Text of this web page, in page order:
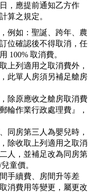
，應提前通知乙方作
算之規定。
例如：聖誕、跨年、農
位確認後不得取消，任
100% 取消費。
上列適用之取消費外，
此單人房須另補足艙房
除原應收之艙房取消費
輪作業行政處理費』，
同房第三人為嬰兒時，
除收取上列適用之取消
人，並補足改為同房第
童價。
手續費、房間升等差
消費用等變更，屬更改